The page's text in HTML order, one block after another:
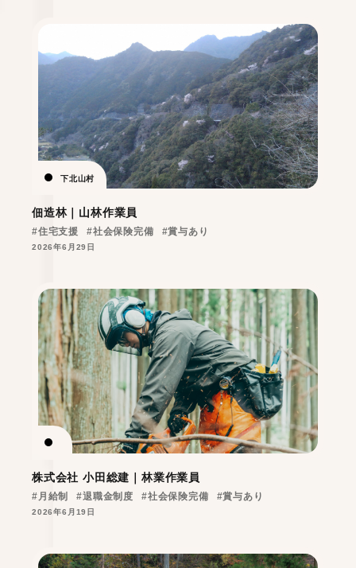
下北山村
佃造林｜山林作業員
#住宅支援 #社会保険完備 #賞与あり
2026年6月29日
株式会社 小田総建｜林業作業員
#月給制 #退職金制度 #社会保険完備 #賞与あり
2026年6月19日